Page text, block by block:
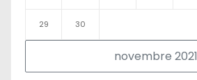
novembre 2021
29 30